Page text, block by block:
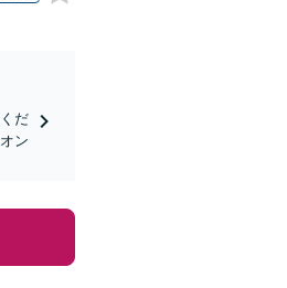
だ
ン